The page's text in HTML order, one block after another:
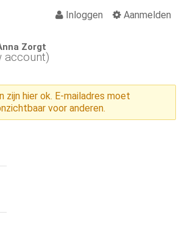
Inloggen Aanmelden
Zorgt
Zorgt
account)
zijn hier ok. E-mailadres moet
voor anderen.